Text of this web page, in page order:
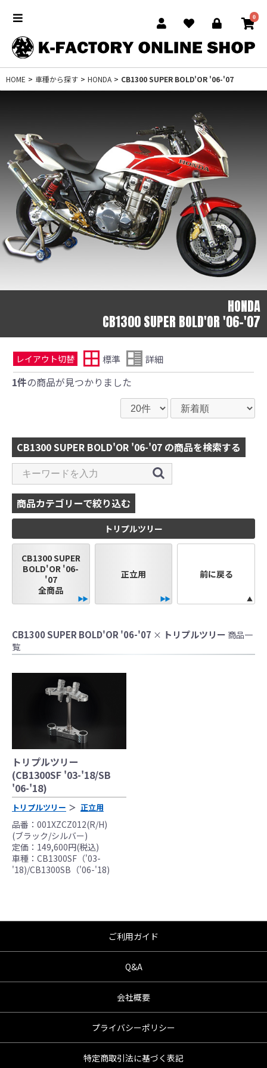
0
HOME > 車種から探す > HONDA > CB1300 SUPER BOLD'OR '06-'07
HONDA
CB1300 SUPER BOLD'OR '06-'07
レイアウト切替 標準 詳細
1件の商品が見つかりました
CB1300 SUPER BOLD'OR '06-'07 の商品を検索する
商品カテゴリーで絞り込む
トリプルツリー
CB1300 SUPER
BOLD'OR '06-
'07
全商品
正立用 前に戻る
CB1300 SUPER BOLD'OR '06-'07 × トリプルツリー 商品一
覧
トリプルツリー
(CB1300SF '03-'18/SB
'06-'18)
トリプルツリー 正立用
品番：001XZCZ012(R/H)
(ブラック/シルバー)
定価：149,600円(税込)
車種：CB1300SF（'03-
'18)/CB1300SB（'06-'18)
●当HP内では、マフラーの取付けイメージをわ
かりやすくするために一般車両に装着した写
真を使用しております。
●レーシングパーツはサーキットにおけるスポ
ーツ走行ならびにレース使用を目的としてお
●国内で開催される全ての競技に対応するわけ
る競技規則を確認の上、お客様ご自身の判断
により装着をお願い致します。
●取り付けについては専門の資格と知識・経験
を有した整備士が、指定のサービスマニュア
ル、指定の基準に基づいた取り付けを行って
ください。
なお、取付時、使用時、その他で起きた全て
の事故、故障に対し保険、保証等は一切無
く、商品の返品、クレーム等も受付できませ
んので、あらかじめご了承ください。
●商品の仕様・価格につきましては事前の予告
無く変更となる場合がありますので了承願い
ます。
●商品は、予告無く販売終了する場合がありま
すのでご了承願います。
ご利用ガイド
Q&A
会社概要
プライバシーポリシー
特定商取引法に基づく表記